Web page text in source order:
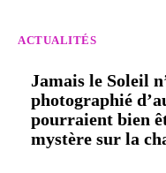
ACTUALITÉS
Jamais le Soleil
photographié
pourraient bien
mystère sur la